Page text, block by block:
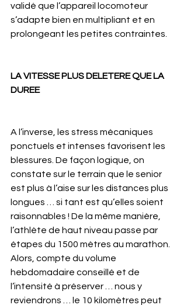
validé que l’appareil locomoteur
s’adapte bien en multipliant et en
prolongeant les petites contraintes.
LA VITESSE PLUS DELETERE QUE LA
DUREE
A l’inverse, les stress mécaniques
ponctuels et intenses favorisent les
blessures. De façon logique, on
constate sur le terrain que le senior
est plus à l’aise sur les distances plus
longues … si tant est qu’elles soient
raisonnables ! De la même manière,
l’athlète de haut niveau passe par
étapes du 1500 mètres au marathon.
Alors, compte du volume
hebdomadaire conseillé et de
l’intensité à préserver … nous y
reviendrons … le 10 kilomètres peut